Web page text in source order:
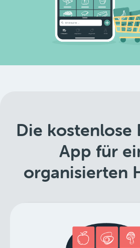
Die kostenlose
App für
organisierten